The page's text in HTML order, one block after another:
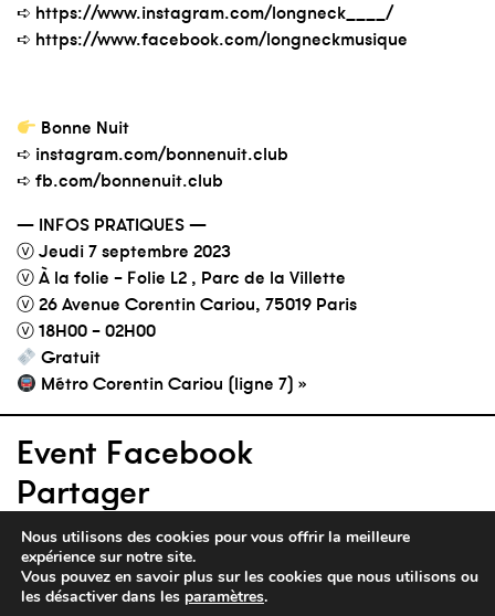
➪ https://www.instagram.com/longneck____/
➪ https://www.facebook.com/longneckmusique
Bonne Nuit
➪ instagram.com/bonnenuit.club
➪ fb.com/bonnenuit.club
— INFOS PRATIQUES —
ⓥ Jeudi 7 septembre 2023
ⓥ À la folie – Folie L2 , Parc de la Villette
ⓥ 26 Avenue Corentin Cariou, 75019 Paris
ⓥ 18H00 – 02H00
Gratuit
Métro Corentin Cariou (ligne 7) »
Event Facebook
Partager
parc de la villette — 26 avenue corentin cariou
Nous utilisons des cookies pour vous offrir la meilleure
expérience sur notre site.
Vous pouvez en savoir plus sur les cookies que nous utilisons ou
les désactiver dans les paramètres.